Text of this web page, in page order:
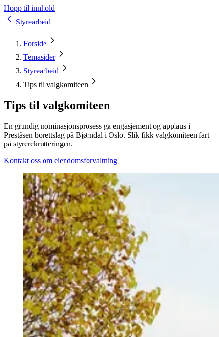
Hopp til innhold
Styrearbeid
Forside
Temasider
Styrearbeid
Tips til valgkomiteen
Tips til valgkomiteen
En grundig nominasjonsprosess ga engasjement og applaus i
Preståsen borettslag på Bjørndal i Oslo. Slik fikk valgkomiteen fart
på styrerekrutteringen.
Kontakt oss om eiendomsforvaltning